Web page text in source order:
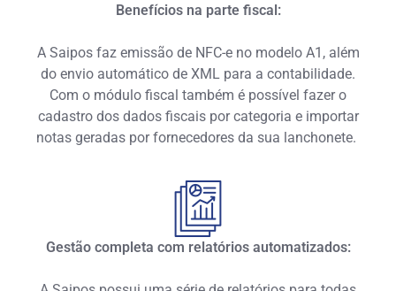
Benefícios na parte fiscal:
A Saipos faz emissão de NFC-e no modelo A1, além
do envio automático de XML para a contabilidade.
Com o módulo fiscal também é possível fazer o
cadastro dos dados fiscais por categoria e importar
notas geradas por fornecedores da sua lanchonete.
Gestão completa com relatórios automatizados: